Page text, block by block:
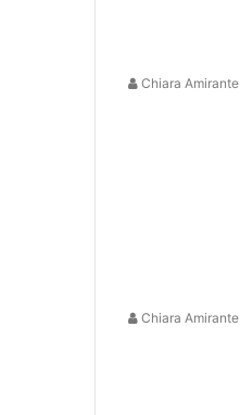
Chiara Amirante
Chiara Amirante